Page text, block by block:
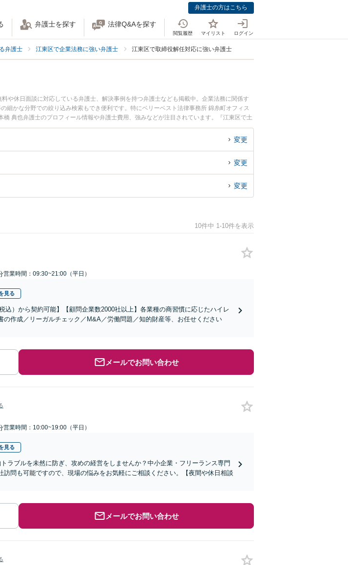
弁護士の方はこちら
弁護士を探す 法律Q&Aを探す
閲覧履歴 マイリスト ログイン
弁護士 江東区で企業法務に強い弁護士 江東区で取締役解任対応に強い弁護士
や休日面談に対応している弁護士、解決事例を持つ弁護士なども掲載中。企業法務に関係す
細かな分野での絞り込み検索もでき便利です。特にベリーベスト法律事務所 錦糸町オフィス
典也弁護士のプロフィール情報や弁護士費用、強みなどが注目されています。『江東区で土
締役解任対応のトラブル解決の実績豊富な近くの弁護士を検索したい』『初回相談無料で取締
談者さんにおすすめです。
変更
変更
変更
10件中 1-10件を表示
営業時間：09:30~21:00（平日）
見る
込）から契約可能】【顧問企業数2000社以上】各業種の商習慣に応じたハイレ
の作成／リーガルチェック／M&A／労働問題／知的財産等、お任せください
メールでお問い合わせ
営業時間：10:00~19:00（平日）
見る
ラブルを未然に防ぎ、攻めの経営をしませんか？中小企業・フリーランス専門
問も可能ですので、現場の悩みをお気軽にご相談ください。【夜間や休日相談
メールでお問い合わせ